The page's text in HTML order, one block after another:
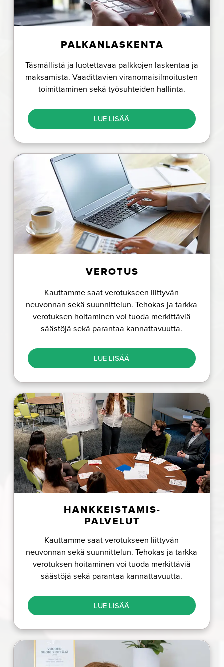
PALKANLASKENTA
Täsmällistä ja luotettavaa palkkojen laskentaa ja
maksamista. Vaadittavien viranomaisilmoitusten
toimittaminen sekä työsuhteiden hallinta.
LUE LISÄÄ
VEROTUS
Kauttamme saat verotukseen liittyvän
neuvonnan sekä suunnittelun. Tehokas ja tarkka
verotuksen hoitaminen voi tuoda merkittäviä
säästöjä sekä parantaa kannattavuutta.
LUE LISÄÄ
HANKKEISTAMIS-
PALVELUT
Kauttamme saat verotukseen liittyvän
neuvonnan sekä suunnittelun. Tehokas ja tarkka
verotuksen hoitaminen voi tuoda merkittäviä
säästöjä sekä parantaa kannattavuutta.
LUE LISÄÄ